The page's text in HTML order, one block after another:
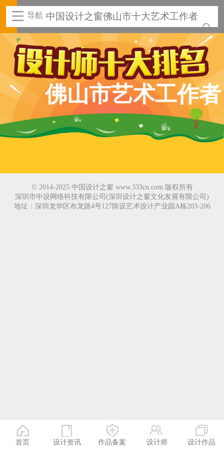
导航 中国设计之窗佛山市十大艺术工作者
佛山市艺术工作者
© 2014-2025 中国设计之窗 www.333cn.com 版权所有
深圳市中设网络科技有限公司(深圳设计之窗文化发展有限公司)
地址：深圳龙华区布龙路4号127陈设艺术设计产业园A栋203-206
首页 设计资讯 作品备案 设计师 设计作品